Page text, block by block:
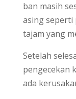
ban masih
asing seperti
tajam yang
Setelah
pengecekan
ada